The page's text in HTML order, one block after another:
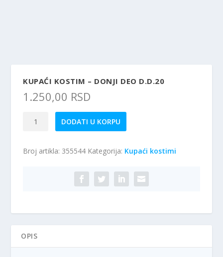
KUPAĆI KOSTIM – DONJI DEO D.D.20
1.250,00 RSD
donji
DODATI U KORPU
Broj artikla: 355544 Kategorija: Kupaći kostimi
OPIS